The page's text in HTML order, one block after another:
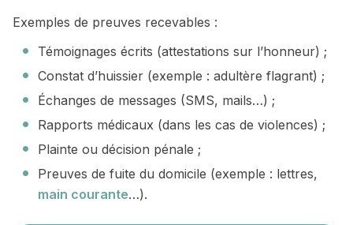
Exemples de preuves recevables :
Témoignages écrits (attestations sur l’honneur) ;
Constat d’huissier (exemple : adultère flagrant) ;
Échanges de messages (SMS, mails…) ;
Rapports médicaux (dans les cas de violences) ;
Plainte ou décision pénale ;
Preuves de fuite du domicile (exemple : lettres,
main courante…).